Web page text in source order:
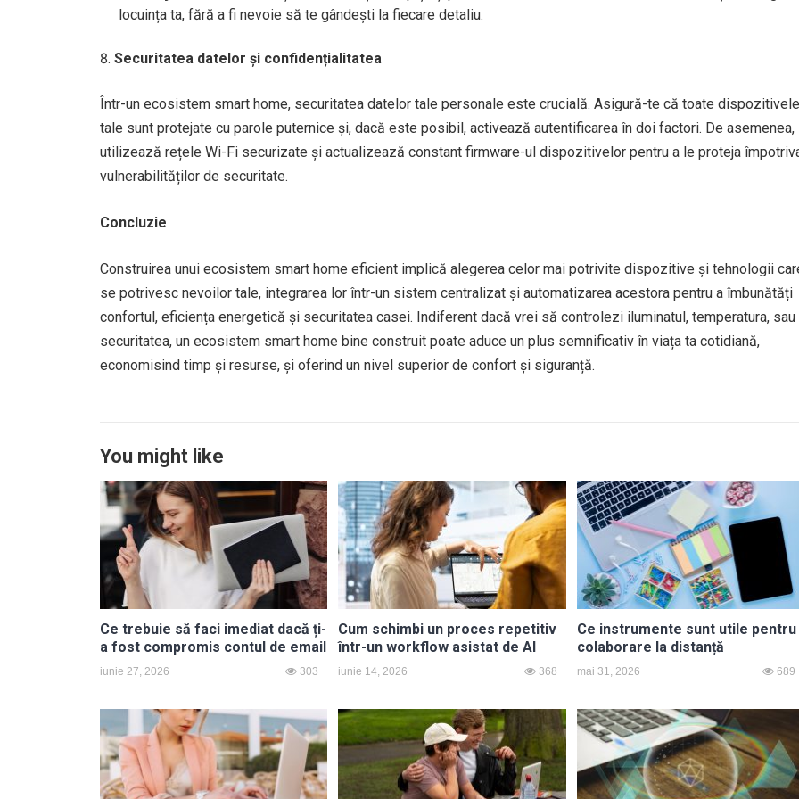
locuința ta, fără a fi nevoie să te gândești la fiecare detaliu.
Securitatea datelor și confidențialitatea
Într-un ecosistem smart home, securitatea datelor tale personale este crucială. Asigură-te că toate dispozitivele
tale sunt protejate cu parole puternice și, dacă este posibil, activează autentificarea în doi factori. De asemenea,
utilizează rețele Wi-Fi securizate și actualizează constant firmware-ul dispozitivelor pentru a le proteja
vulnerabilităților de securitate.
Concluzie
Construirea unui ecosistem smart home eficient implică alegerea celor mai potrivite dispozitive și tehnologii
se potrivesc nevoilor tale, integrarea lor într-un sistem centralizat și automatizarea acestora pentru a îmbunătăți
confortul, eficiența energetică și securitatea casei. Indiferent dacă vrei să controlezi iluminatul, temperatura, sau
securitatea, un ecosistem smart home bine construit poate aduce un plus semnificativ în viața ta cotidiană,
economisind timp și resurse, și oferind un nivel superior de confort și siguranță.
You might like
Ce trebuie să faci imediat dacă ți-
a fost compromis contul de email
iunie 27, 2026 303
Cum schimbi un proces repetitiv
într-un workflow asistat de AI
iunie 14, 2026 368
Ce instrumente sunt utile pentru
colaborare la distanță
mai 31, 2026 689